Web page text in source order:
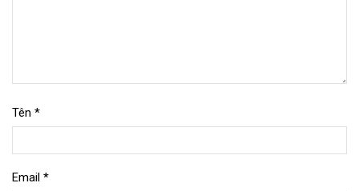
Tên *
Email *